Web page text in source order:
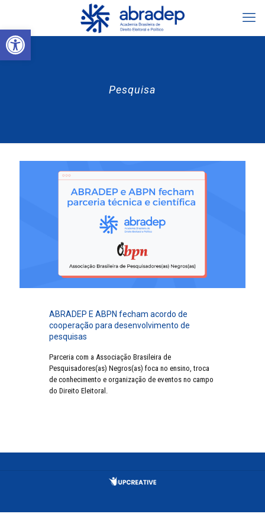
Abrir a barra de ferramentas
Pesquisa
ABRADEP E ABPN fecham acordo de
cooperação para desenvolvimento de
pesquisas
Parceria com a Associação Brasileira de
Pesquisadores(as) Negros(as) foca no ensino, troca
de conhecimento e organização de eventos no campo
do Direito Eleitoral.